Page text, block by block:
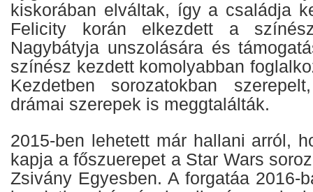
kiskorában elváltak, így a családja
Felicity korán elkezdett a
Nagybátyja unszolására és
színész kezdett komolyabban
Kezdetben sorozatokban
drámai szerepek is meggtalálták.
2015-ben lehetett már hallani arról,
kapja a főszuerepet a Star Wars
Zsivány Egyesben. A forgatáa 2016-